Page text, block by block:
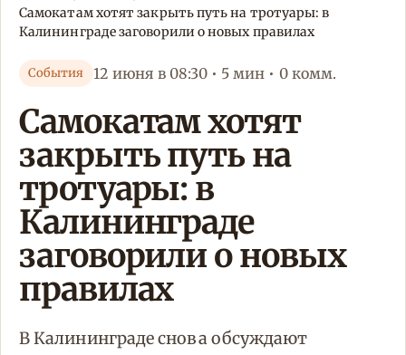
Самокатам хотят закрыть путь на тротуары: в
Калининграде заговорили о новых правилах
События 12 июня в 08:30 • 5 мин • 0 комм.
Самокатам хотят
закрыть путь на
тротуары: в
Калининграде
заговорили о новых
правилах
В Калининграде снова обсуждают